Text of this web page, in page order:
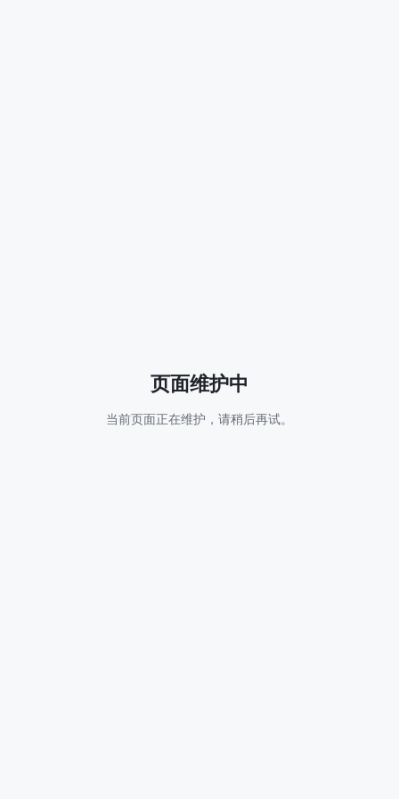
页面维护中
当前页面正在维护，请稍后再试。